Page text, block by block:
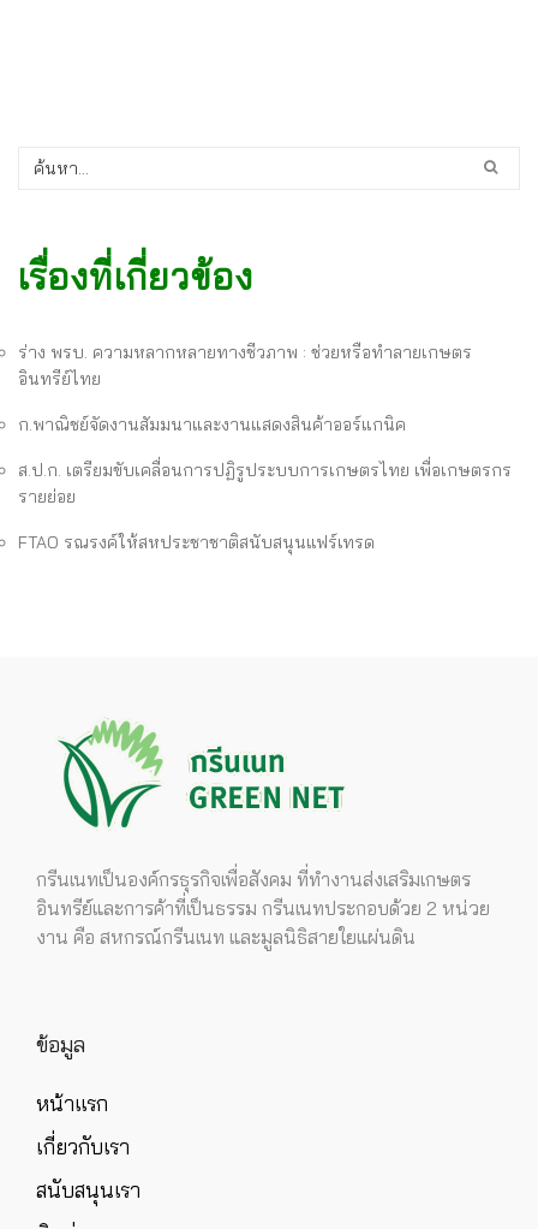
เรื่องที่เกี่ยวข้อง
ร่าง พรบ. ความหลากหลายทางชีวภาพ : ช่วยหรือทำลายเกษตร
อินทรีย์ไทย
ก.พาณิชย์จัดงานสัมมนาและงานแสดงสินค้าออร์แกนิค
ส.ป.ก. เตรียมขับเคลื่อนการปฏิรูประบบการเกษตรไทย เพื่อเกษตรกร
รายย่อย
FTAO รณรงค์ให้สหประชาชาติสนับสนุนแฟร์เทรด
กรีนเนทเป็นองค์กรธุรกิจเพื่อสังคม ที่ทำงานส่งเสริมเกษตร
อินทรีย์และการค้าที่เป็นธรรม กรีนเนทประกอบด้วย 2 หน่วย
งาน คือ สหกรณ์กรีนเนท และมูลนิธิสายใยแผ่นดิน
ข้อมูล
หน้าแรก
เกี่ยวกับเรา
สนับสนุนเรา